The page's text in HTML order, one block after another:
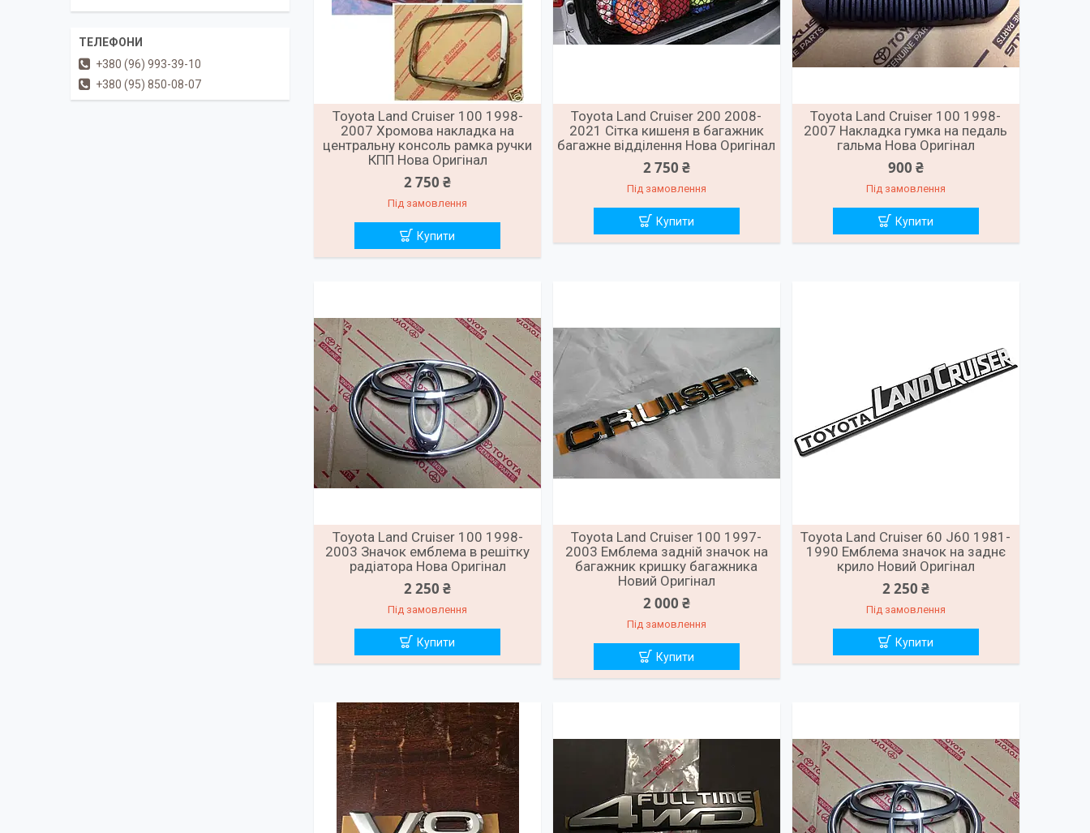
Toyota Land Cruiser 100 1998-
2007 Хромова накладка на
центральну консоль рамка ручки
КПП Нова Оригінал
2 750 ₴
Під замовлення
Купити
Toyota Land Cruiser 200 2008-
2021 Сітка кишеня в багажник
багажне відділення Нова Оригінал
2 750 ₴
Під замовлення
Купити
Toyota Land Cruiser 100 1998-
2007 Накладка гумка на педаль
гальма Нова Оригінал
900 ₴
Під замовлення
Купити
Toyota Land Cruiser 100 1998-
2003 Значок емблема в решітку
радіатора Нова Оригінал
2 250 ₴
Під замовлення
Купити
Toyota Land Cruiser 100 1997-
2003 Емблема задній значок на
багажник кришку багажника
Новий Оригінал
2 000 ₴
Під замовлення
Купити
Toyota Land Cruiser 60 J60 1981-
1990 Емблема значок на заднє
крило Новий Оригінал
2 250 ₴
Під замовлення
Купити
+380 (96) 993-39-10
+380 (95) 850-08-07